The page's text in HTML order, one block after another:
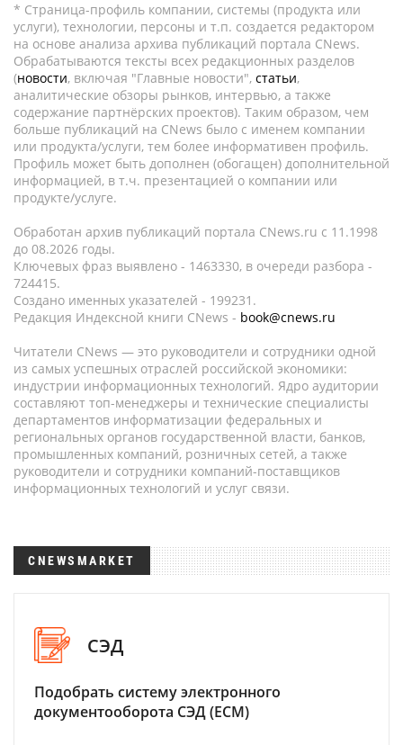
* Страница-профиль компании, системы (продукта или
услуги), технологии, персоны и т.п. создается редактором
на основе анализа архива публикаций портала CNews.
Обрабатываются тексты всех редакционных разделов
(новости, включая "Главные новости", статьи,
аналитические обзоры рынков, интервью, а также
содержание партнёрских проектов). Таким образом, чем
больше публикаций на CNews было с именем компании
или продукта/услуги, тем более информативен профиль.
Профиль может быть дополнен (обогащен) дополнительной
информацией, в т.ч. презентацией о компании или
продукте/услуге.
Обработан архив публикаций портала CNews.ru c 11.1998
до 08.2026 годы.
Ключевых фраз выявлено - 1463330, в очереди разбора -
724415.
Создано именных указателей - 199231.
Редакция Индексной книги CNews - book@cnews.ru
Читатели CNews — это руководители и сотрудники одной
из самых успешных отраслей российской экономики:
индустрии информационных технологий. Ядро аудитории
составляют топ-менеджеры и технические специалисты
департаментов информатизации федеральных и
региональных органов государственной власти, банков,
промышленных компаний, розничных сетей, а также
руководители и сотрудники компаний-поставщиков
информационных технологий и услуг связи.
CNEWSMARKET
СЭД
Подобрать систему электронного
документооборота СЭД (ECM)